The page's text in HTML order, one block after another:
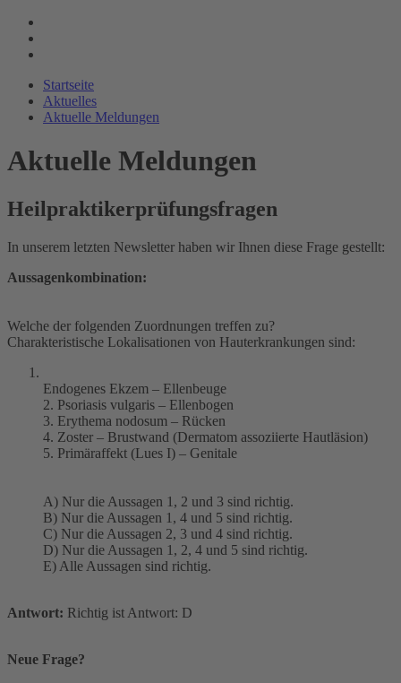
Startseite
Aktuelles
Aktuelle Meldungen
Aktuelle Meldungen
Heilpraktikerprüfungsfragen
In unserem letzten Newsletter haben wir Ihnen diese Frage gestellt:
Aussagenkombination:
Welche der folgenden Zuordnungen treffen zu?
Charakteristische Lokalisationen von Hauterkrankungen sind:
Endogenes Ekzem – Ellenbeuge
2. Psoriasis vulgaris – Ellenbogen
3. Erythema nodosum – Rücken
4. Zoster – Brustwand (Dermatom assoziierte Hautläsion)
5. Primäraffekt (Lues I) – Genitale
A) Nur die Aussagen 1, 2 und 3 sind richtig.
B) Nur die Aussagen 1, 4 und 5 sind richtig.
C) Nur die Aussagen 2, 3 und 4 sind richtig.
D) Nur die Aussagen 1, 2, 4 und 5 sind richtig.
E) Alle Aussagen sind richtig.
Antwort: Richtig ist Antwort: D
Neue Frage?